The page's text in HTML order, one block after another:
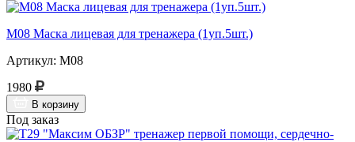
М08 Маска лицевая для тренажера (1уп.5шт.)
Артикул: М08
1980
В корзину
Под заказ